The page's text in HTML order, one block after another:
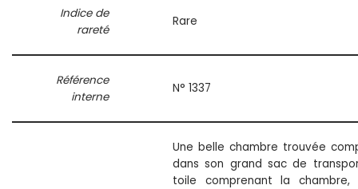
Indice de
rareté
Rare
Référence
interne
N° 1337
Une belle chambre trouvée
dans son grand sac de
toile comprenant la chambre,